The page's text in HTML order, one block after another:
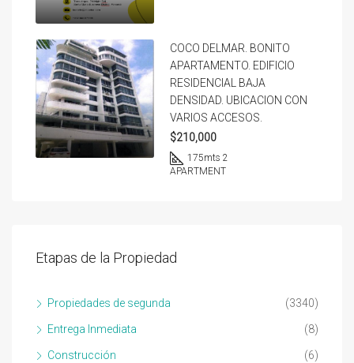
COCO DELMAR. BONITO
APARTAMENTO. EDIFICIO
RESIDENCIAL BAJA
DENSIDAD. UBICACION CON
VARIOS ACCESOS.
$210,000
175mts 2
APARTMENT
Etapas de la Propiedad
Propiedades de segunda (3340)
Entrega Inmediata (8)
Construcción (6)